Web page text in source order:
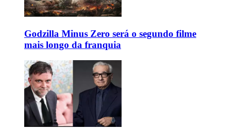
Godzilla Minus Zero será o segundo filme
mais longo da franquia